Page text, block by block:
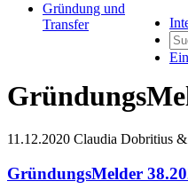
Gründung und
Transfer
11.12.2020 Claudia Dobritius
GründungsMelder